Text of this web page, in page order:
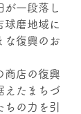
一段落し
球磨地域に
な復興のお
店の復興
えたまちづ
の力を引